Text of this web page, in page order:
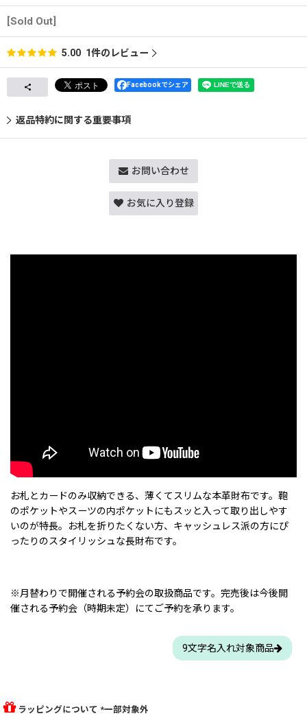
[Sold Out]
5.00 1件のレビュー
Facebookでシェア
返品特約に関する重要事項
お問い合わせ
お気に入り登録
お札とカードのみ収納できる、薄くてスリムな本革財布です。鞄
のポケットやスーツの内ポケットにもスッと入って取り出しやす
いのが特長。お札を折りたくない方、キャッシュレス派の方にぴ
ったりのスタイリッシュな長財布です。
※月替わりで開催される予約会の取扱商品です。完売後は今後開
催される予約会（時期未定）にてご予約を承ります。
9文字名入れ対象商品
ラッピングについて *一部対象外